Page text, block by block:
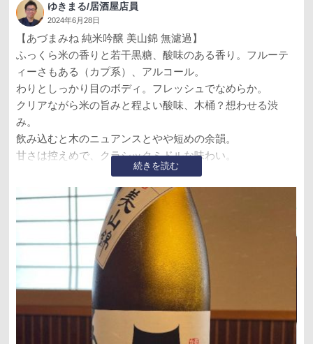
ゆきまる/居酒屋店員
2024年6月28日
続きを読む
【あづまみね 純米吟醸 美山錦 無濾過】
ふっくら米の香りと若干黒糖、酸味のある香り。フルーテ
ィーさもある（カプ系）、アルコール。
わりとしっかり目のボディ。フレッシュでなめらか。
クリアながら米の旨みと程よい酸味、木桶？想わせる渋
み。
飲み込むと木のニュアンスとやや短めの余韻。
甘さは控えめで、クラシックミドルな味わい。
ほどよいボディとグッとくるキレ。
渋みと複雑み、たっぷりの旨みがうまい。
重すぎずちょうどいい。燗映えもしそう。